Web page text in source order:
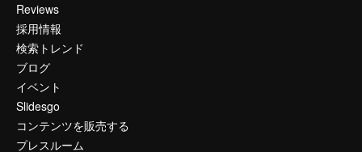
Reviews
採用情報
検索トレンド
ブログ
イベント
Slidesgo
コンテンツを販売する
プレスルーム